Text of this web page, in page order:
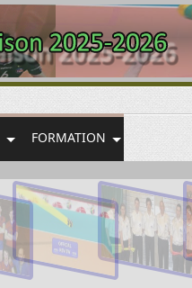
FORMATION